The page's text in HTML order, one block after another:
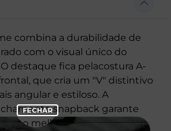
combina a durabilidade de
com o visual único do
destaque fica pelacostura A-
que cria um "V" distintivo
angular e estiloso. A
snapback garante
o melhor do conforto